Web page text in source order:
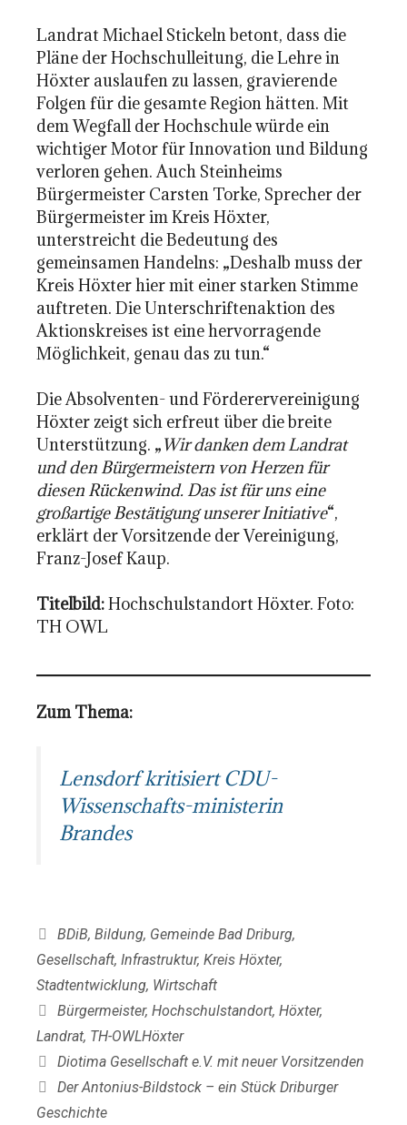
Landrat Michael Stickeln betont, dass die
Pläne der Hochschulleitung, die Lehre in
Höxter auslaufen zu lassen, gravierende
Folgen für die gesamte Region hätten. Mit
dem Wegfall der Hochschule würde ein
wichtiger Motor für Innovation und Bildung
verloren gehen. Auch Steinheims
Bürgermeister Carsten Torke, Sprecher der
Bürgermeister im Kreis Höxter,
unterstreicht die Bedeutung des
gemeinsamen Handelns: „Deshalb muss der
Kreis Höxter hier mit einer starken Stimme
auftreten. Die Unterschriftenaktion des
Aktionskreises ist eine hervorragende
Möglichkeit, genau das zu tun.“
Die Absolventen- und Förderervereinigung
Höxter zeigt sich erfreut über die breite
Unterstützung. „Wir danken dem Landrat
und den Bürgermeistern von Herzen für
diesen Rückenwind. Das ist für uns eine
großartige Bestätigung unserer Initiative“,
erklärt der Vorsitzende der Vereinigung,
Franz-Josef Kaup.
Titelbild:Hochschulstandort Höxter. Foto:
TH OWL
Zum Thema:
Lensdorf kritisiert CDU-
Wissenschafts-ministerin
Brandes
Kategorien
BDiB, Bildung, Gemeinde Bad Driburg,
Gesellschaft, Infrastruktur, Kreis Höxter,
Stadtentwicklung, Wirtschaft
Schlagwörter
Bürgermeister, Hochschulstandort, Höxter,
Landrat, TH-OWLHöxter
Diotima Gesellschaft e.V. mit neuer Vorsitzenden
Der Antonius-Bildstock – ein Stück Driburger
Geschichte